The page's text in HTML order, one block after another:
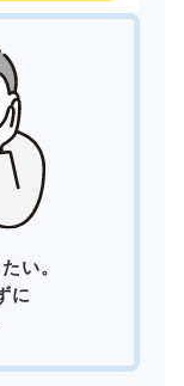
い。
に